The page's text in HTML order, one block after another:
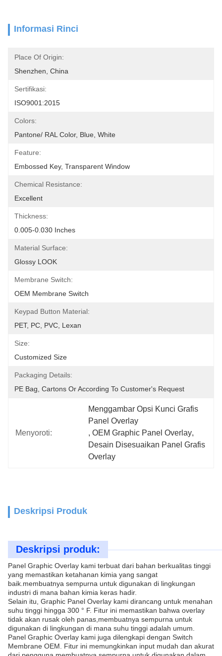
Informasi Rinci
Place Of Origin:
Shenzhen, China
Sertifikasi:
ISO9001:2015
Colors:
Pantone/ RAL Color, Blue, White
Feature:
Embossed Key, Transparent Window
Chemical Resistance:
Excellent
Thickness:
0.005-0.030 Inches
Material Surface:
Glossy LOOK
Membrane Switch:
OEM Membrane Switch
Keypad Button Material:
PET, PC, PVC, Lexan
Size:
Customized Size
Packaging Details:
PE Bag, Cartons Or According To Customer's Request
Menyoroti:
Menggambar Opsi Kunci Grafis
Panel Overlay
, OEM Graphic Panel Overlay,
Desain Disesuaikan Panel Grafis
Overlay
Deskripsi Produk
Deskripsi produk:
Panel Graphic Overlay kami terbuat dari bahan berkualitas tinggi
yang memastikan ketahanan kimia yang sangat
baik.membuatnya sempurna untuk digunakan di lingkungan
industri di mana bahan kimia keras hadir.
Selain itu, Graphic Panel Overlay kami dirancang untuk menahan
suhu tinggi hingga 300 ° F. Fitur ini memastikan bahwa overlay
tidak akan rusak oleh panas,membuatnya sempurna untuk
digunakan di lingkungan di mana suhu tinggi adalah umum.
Panel Graphic Overlay kami juga dilengkapi dengan Switch
Membrane OEM. Fitur ini memungkinkan input mudah dan akurat